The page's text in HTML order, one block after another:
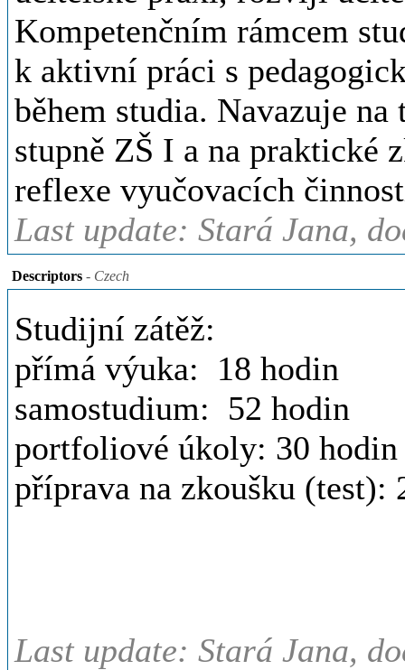
Kompetenčním rámcem
k aktivní práci s
během studia. Navazuje
stupně ZŠ I a na praktické
reflexe vyučovacích
Last update: Stará Jana,
Descriptors - Czech
Studijní zátěž:
přímá výuka: 18 hodin
samostudium: 52 hodin
portfoliové úkoly: 30 hodin
příprava na zkoušku (test):
Last update: Stará Jana,